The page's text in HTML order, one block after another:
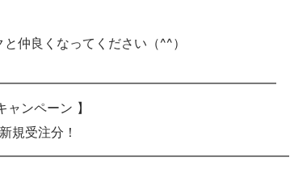
仲良くなってください（^^）
ャンペーン 】
規受注分！